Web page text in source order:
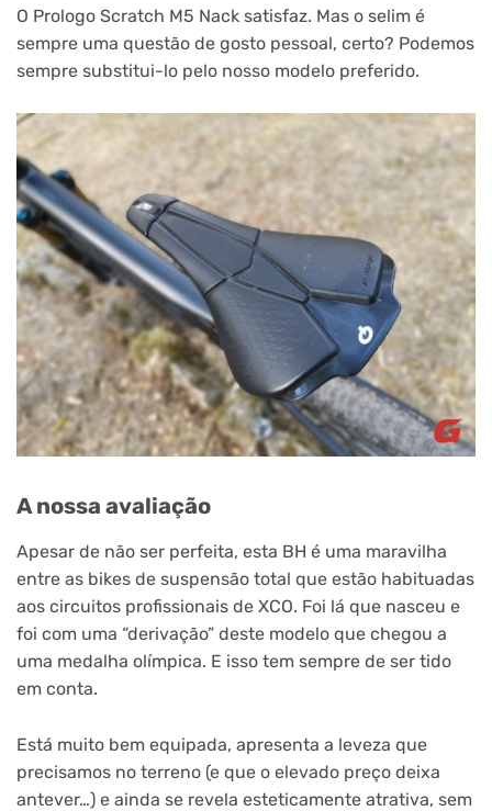
O Prologo Scratch M5 Nack satisfaz. Mas o selim é
sempre uma questão de gosto pessoal, certo? Podemos
sempre substitui-lo pelo nosso modelo preferido.
A nossa avaliação
Apesar de não ser perfeita, esta BH é uma maravilha
entre as bikes de suspensão total que estão habituadas
aos circuitos profissionais de XCO. Foi lá que nasceu e
foi com uma “derivação” deste modelo que chegou a
uma medalha olímpica. E isso tem sempre de ser tido
em conta.
Está muito bem equipada, apresenta a leveza que
precisamos no terreno (e que o elevado preço deixa
antever…) e ainda se revela esteticamente atrativa, sem